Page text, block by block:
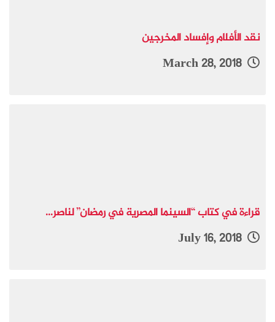
نقد الأفلام وإفساد المخرجين
March 28, 2018
قراءة في كتاب “السينما المصرية في رمضان” لناصر...
July 16, 2018